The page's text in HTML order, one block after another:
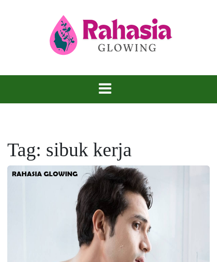
Rahasia
Glowing
Disembunyikan.
Tag: sibuk kerja